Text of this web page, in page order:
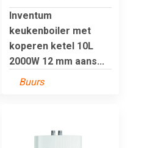
Inventum
keukenboiler met
koperen ketel 10L
2000W 12 mm aans...
Buurs